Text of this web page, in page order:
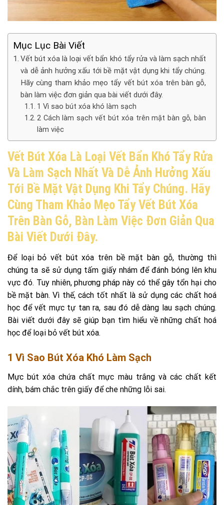
Mục Lục Bài Viết
Vết bút xóa là loại vết bẩn khó tẩy rửa và làm sạch nhất
và dễ ảnh hưởng xấu tới bề mặt vật dụng khi tẩy chúng.
Hãy cùng tham khảo mẹo tẩy vết bút xóa trên bàn gỗ,
bàn làm việc đơn giản qua bài viết dưới đây.
1 Vì sao bút xóa khó làm sạch
2 Cách làm sạch vết bút xóa trên mặt bàn gỗ, bàn
làm việc
Vết Bút Xóa Là Loại Vết Bẩn Khó Tẩy Rửa
Và Làm Sạch Nhất Và Dễ Ảnh Hưởng Xấu
Tới Bề Mặt Vật Dụng Khi Tẩy Chúng. Hãy
Cùng Tham Khảo Mẹo Tẩy Vết Bút Xóa
Trên Bàn Gỗ, Bàn Làm Việc Đơn Giản Qua
Bài Viết Dưới Đây.
Để loại bỏ vết bút xóa trên bề mặt bàn gỗ, thường thì
chúng ta sẽ sử dụng tấm giấy nhám để đánh bóng lên khu
vực đó. Tuy nhiên, phương pháp này có thể gây tổn hại cho
bề mặt bàn. Vì thế, cách tốt nhất là sử dụng các chất hoá
học để vết mực tự tan ra, sau đó dễ dàng lau sạch chúng.
Bài viết dưới đây sẽ giúp bạn tìm hiểu về những chất hoá
học để loại bỏ vết bút xóa.
1 Vì Sao Bút Xóa Khó Làm Sạch
Mực bút xóa chứa chất mực màu trắng và các chất kết
dính, bám chắc trên giấy để che những lỗi sai.